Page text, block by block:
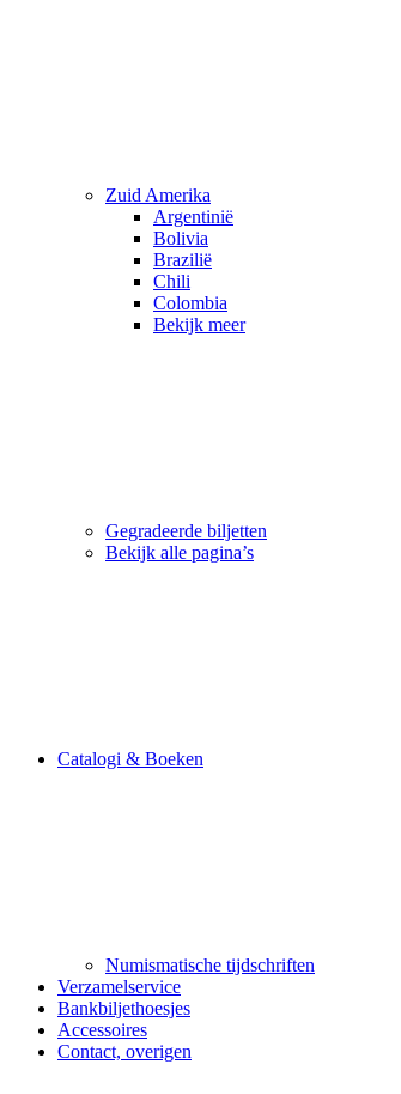
Zuid Amerika
Argentinië
Bolivia
Brazilië
Chili
Colombia
Bekijk meer
Gegradeerde biljetten
Bekijk alle pagina’s
Catalogi & Boeken
Numismatische tijdschriften
Verzamelservice
Bankbiljethoesjes
Accessoires
Contact, overigen